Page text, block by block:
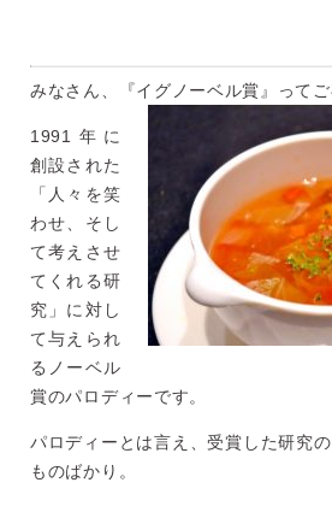
みなさん、『イグノーベル賞』って
1991年に
創設された
「人々を笑
わせ、そし
て考えさせ
てくれる研
究」に対し
て与えられ
るノーベル
賞のパロディーです。
パロディーとは言え、受賞した研究
ものばかり。